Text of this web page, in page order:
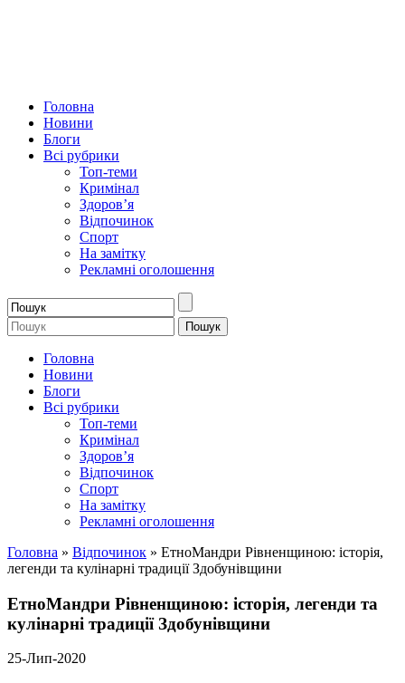
Головна
Новини
Блоги
Всі рубрики
Топ-теми
Кримінал
Здоров’я
Відпочинок
Спорт
На замітку
Рекламні оголошення
Головна
Новини
Блоги
Всі рубрики
Топ-теми
Кримінал
Здоров’я
Відпочинок
Спорт
На замітку
Рекламні оголошення
Головна » Відпочинок » ЕтноМандри Рівненщиною: історія,
легенди та кулінарні традиції Здобунівщини
ЕтноМандри Рівненщиною: історія, легенди та
кулінарні традиції Здобунівщини
25-Лип-2020